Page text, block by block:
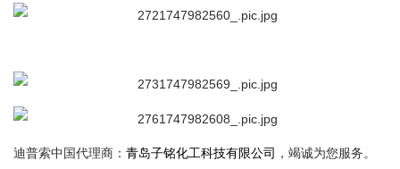
迪普索中国代理商： 青岛子铭化工科技有限公司 ，竭诚为您服务。